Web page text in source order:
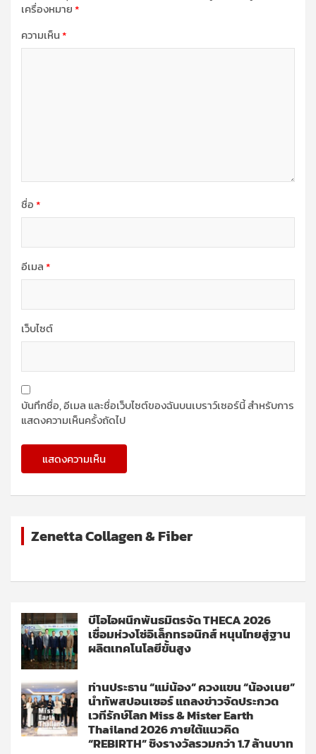
เครื่องหมาย*
ความเห็น*
ชื่อ*
อีเมล*
เว็บไซต์
บันทึกชื่อ, อีเมล และชื่อเว็บไซต์ของฉันบนเบราว์เซอร์นี้ สำหรับการ
แสดงความเห็นครั้งถัดไป
Zenetta Collagen & Fiber
บีโอไอผนึกพันธมิตรจัด THECA 2026
เชื่อมห่วงโซ่อิเล็กทรอนิกส์ หนุนไทยสู่ฐาน
ผลิตเทคโนโลยีขั้นสูง
ท่านประธาน “แม่น้อง” ควงแขน “น้องเนย”
นำทัพสปอนเซอร์ แถลงข่าวจัดประกวด
เวทีรักษ์โลก Miss & Mister Earth
Thailand 2026 ภายใต้แนวคิด
“REBIRTH” ชิงรางวัลรวมกว่า 1.7 ล้านบาท